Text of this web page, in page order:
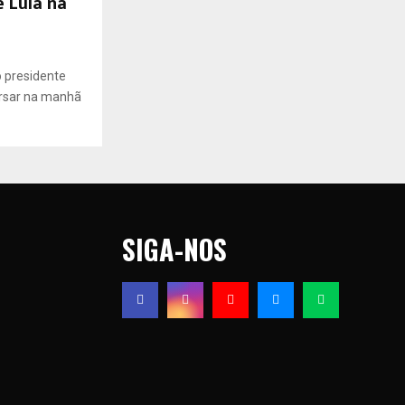
presidente
na manhã
SIGA-NOS